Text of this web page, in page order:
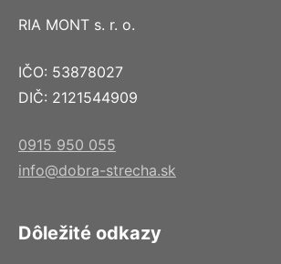
RIA MONT s. r. o.
IČO: 53878027
DIČ: 2121544909
0915 950 055
info@dobra-strecha.sk
Dôležité odkazy